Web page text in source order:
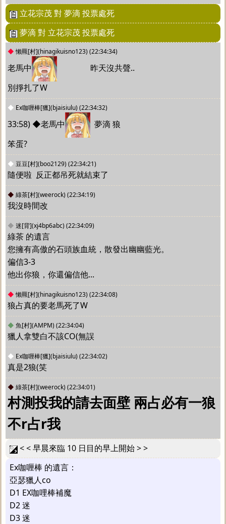
立花宗茂 對 夢滴 投票處死
夢滴 對 立花宗茂 投票處死
◆ 懶羆[村](hinagikuisno123) (22:34:34)
老馬中
		 昨天沒共聲..
別掙扎了W
◆ Ex咖喱棒[獵](bjaisiulu) (22:34:32)
33:58) ◆老馬中
  夢滴 狼
笨蛋?
◆ 豆豆[村](boo2129) (22:34:21)
隨便啦  反正都吊死就結束了
◆ 綠茶[村](weerock) (22:34:19)
我沒時間改
◆ 迷[背](xj4bp6abc) (22:34:09)
綠茶 的遺言
您擁有高傲的石頭族血統，散發出幽幽藍光。
偏信3-3
他出你狼，你還偏信他...
◆ 懶羆[村](hinagikuisno123) (22:34:08)
狼占真的要老馬死了W
◆ 魚[村](AMPM) (22:34:04)
獵人拿雙白不該CO(無誤
◆ Ex咖喱棒[獵](bjaisiulu) (22:34:02)
真是2狼(笑
◆ 綠茶[村](weerock) (22:34:01)
村測投我的請去面壁 兩占必有一狼
不r占r我
< < 早晨來臨 10 日目的早上開始 > >
Ex咖喱棒 的遺言：
亞瑟獵人co
D1 EX咖哩棒補魔
D2 迷
D3 迷